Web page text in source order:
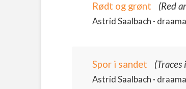
Rødt og grønt (Red
Astrid Saalbach ·
Spor i sandet (Traces
Astrid Saalbach ·